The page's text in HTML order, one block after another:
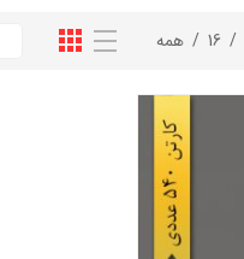
/
16
/ همه